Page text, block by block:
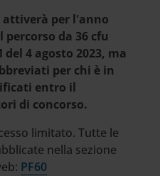
attiverà per l'anno
percorso da 36 cfu
4 agosto 2023, ma
per chi è in
entro il
di concorso.
limitato. Tutte le
nella sezione
PF60